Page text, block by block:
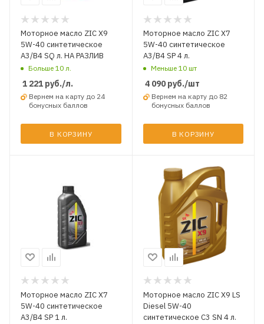
Моторное масло ZIC X9
5W-40 синтетическое
A3/B4 SQ л. НА РАЗЛИВ
Больше 10 л.
1 221 руб./л.
Вернем на карту до 24
бонусных баллов
В КОРЗИНУ
Моторное масло ZIC X7
5W-40 синтетическое
A3/B4 SP 4 л.
Меньше 10 шт
4 090руб./шт
Вернем на карту до 82
бонусных баллов
В КОРЗИНУ
Моторное масло ZIC X7
5W-40 синтетическое
A3/B4 SP 1 л.
Моторное масло ZIC X9 LS
Diesel 5W-40
синтетическое C3 SN 4 л.